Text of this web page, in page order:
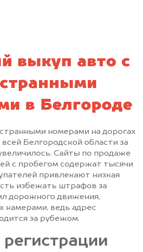
выкуп авто с
в Белгороде
номерами на дорогах
Белгородской области за
Сайты по продаже
с пробегом содержат тысячи
привлекают низкая
избежать штрафов за
дорожного движения,
камерами, ведь адрес
за рубежом.